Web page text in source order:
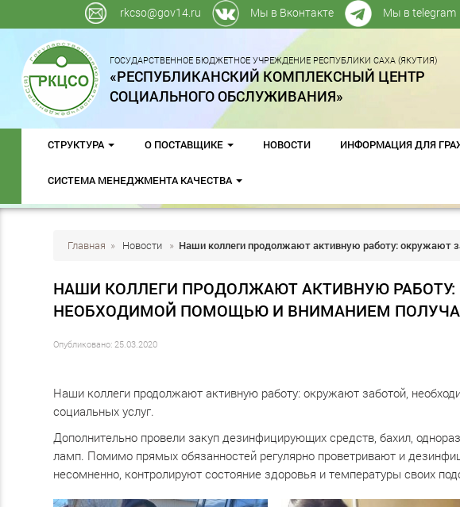
rkcso@gov14.ru Мы в Вконтакте Мы в telegram
ГОСУДАРСТВЕННОЕ БЮДЖЕТНОЕ УЧРЕЖДЕНИЕ РЕСПУБЛИКИ САХА (ЯКУТИЯ)
«РЕСПУБЛИКАНСКИЙ КОМПЛЕКСНЫЙ ЦЕНТР
СОЦИАЛЬНОГО ОБСЛУЖИВАНИЯ»
СТРУКТУРА О ПОСТАВЩИКЕ НОВОСТИ ИНФОРМАЦИЯ ДЛЯ
СИСТЕМА МЕНЕДЖМЕНТА КАЧЕСТВА
Главная » Новости » Наши коллеги продолжают активную работу: окружают
НАШИ КОЛЛЕГИ ПРОДОЛЖАЮТ АКТИВНУЮ
НЕОБХОДИМОЙ ПОМОЩЬЮ И ВНИМАНИЕМ
Опубликовано: 25.03.2020
Наши коллеги продолжают активную работу: окружают заботой,
социальных услуг.
Дополнительно провели закуп дезинфицирующих средств, бахил,
ламп. Помимо прямых обязанностей регулярно проветривают и
несомненно, контролируют состояние здоровья и температуры своих